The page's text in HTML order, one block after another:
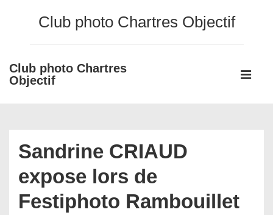
principal
Club photo Chartres Objectif
Club photo Chartres
Objectif
Main
Sandrine CRIAUD
expose lors de
Festiphoto Rambouillet